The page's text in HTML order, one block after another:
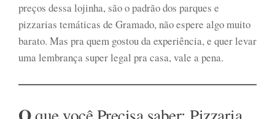
preços dessa lojinha, são o padrão dos parques e
pizzarias temáticas de Gramado, não espere algo muito
barato. Mas pra quem gostou da experiência, e quer levar
uma lembrança super legal pra casa, vale a pena.